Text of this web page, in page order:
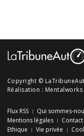
Copyright ©
Réalisation : Mentalworks
Flux RSS Qui sommes-
Mentions légales
Contact
Ethique
Vie privée